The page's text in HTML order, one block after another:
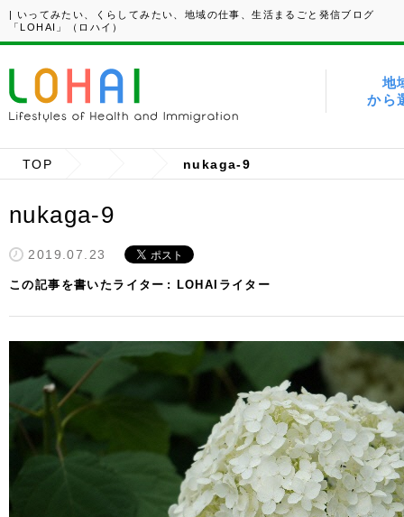
| いってみたい、くらしてみたい、地域の仕事、生活まるごと発信ブログ
「LOHAI」（ロハイ）
地
から
TOP nukaga-9
nukaga-9
2019.07.23
この記事を書いたライター LOHAIライター